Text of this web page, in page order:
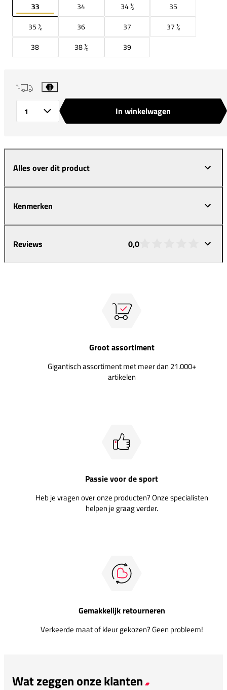
33 34 34 ½
35
35 ½
36 37
37 ½
38
38 ½ 39
i
In winkelwagen
Alles over dit product
Kenmerken
Reviews 0,0
Groot assortiment
Gigantisch assortiment met meer dan 21.000+
artikelen
Passie voor de sport
Heb je vragen over onze producten? Onze specialisten
helpen je graag verder.
Gemakkelijk retourneren
Verkeerde maat of kleur gekozen? Geen probleem!
Wat zeggen onze klanten